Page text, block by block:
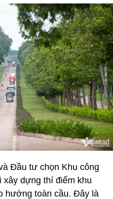
Đầu tư chọn Khu công
xây dựng thí điểm khu
hướng toàn cầu. Đây là